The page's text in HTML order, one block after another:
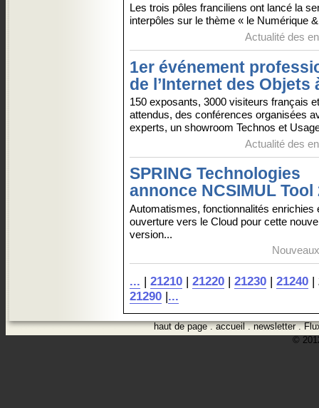
Les trois pôles franciliens ont lancé la
interpôles sur le thème « le Numérique
Actualité des
1er événement
de l’Internet des Objets
150 exposants, 3000 visiteurs français
attendus, des conférences organisées
experts, un showroom Technos et
Actualité des
SPRING Technologies
annonce NCSIMUL Tool
Automatismes, fonctionnalités enrichies
ouverture vers le Cloud pour cette
version...
... | 21210 | 21220 | 21230 | 21240 |
21290 |...
haut de page.accueil.newsletter.
©